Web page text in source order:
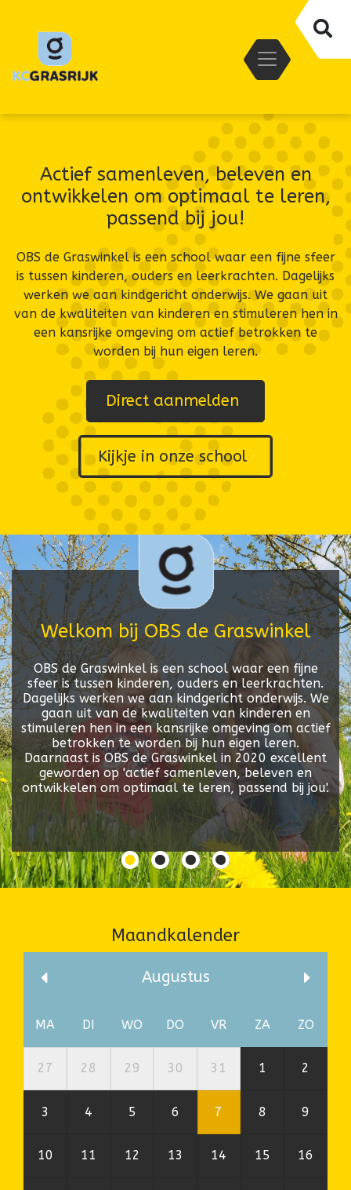
Actief samenleven, beleven en
ontwikkelen om optimaal te leren,
passend bij jou!
OBS de Graswinkel is een school waar een fijne sfeer
is tussen kinderen, ouders en leerkrachten. Dagelijks
werken we aan kindgericht onderwijs. We gaan uit
van de kwaliteiten van kinderen en stimuleren hen in
een kansrijke omgeving om actief betrokken te
worden bij hun eigen leren.
Direct aanmelden
Kijkje in onze school
Welkom bij OBS de Graswinkel
OBS de Graswinkel is een school waar een fijne
sfeer is tussen kinderen, ouders en leerkrachten.
Dagelijks werken we aan kindgericht onderwijs. We
gaan uit van de kwaliteiten van kinderen en
stimuleren hen in een kansrijke omgeving om actief
betrokken te worden bij hun eigen leren.
Daarnaast is OBS de Graswinkel in 2020 excellent
geworden op 'actief samenleven, beleven en
ontwikkelen om optimaal te leren, passend bij jou'.
Maandkalender
Augustus
MA DI WO DO VR ZA ZO
27 28 29 30 31 1 2
3 4 5 6 7 8 9
10 11 12 13 14 15 16